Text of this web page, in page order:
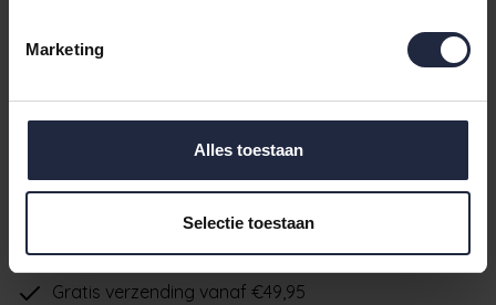
Marketing
Alles toestaan
Selectie toestaan
Incl. BTW
IN DE WINKELWAGEN
Ruim aanbod badtextiel
Verzending binnen 24 uur indien voorradig
Gratis verzending vanaf €49,95